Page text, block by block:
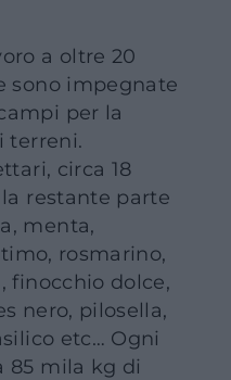
a oltre 20
sono impegnate
per la
terreni.
circa 18
restante parte
menta,
rosmarino,
finocchio dolce,
nero, pilosella,
etc… Ogni
85 mila kg di